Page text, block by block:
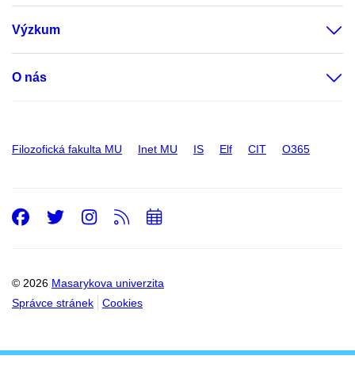
Výzkum
O nás
Filozofická fakulta MU Inet MU IS Elf CIT O365
© 2026 Masarykova univerzita
Správce stránek
Cookies
Facebook
Twitter
Instagram
RSSPřidat